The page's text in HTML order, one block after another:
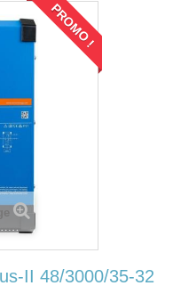
PROMO !
II 48/3000/35-32